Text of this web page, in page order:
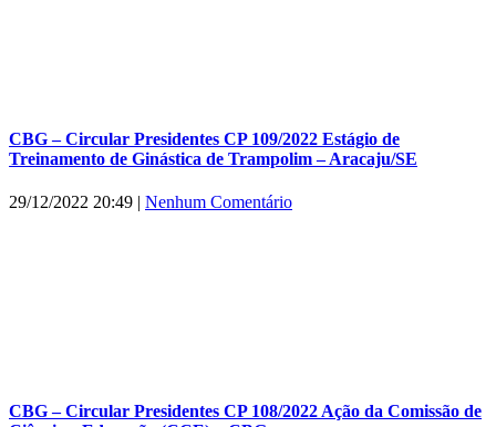
CBG – Circular Presidentes CP 109/2022 Estágio de
Treinamento de Ginástica de Trampolim – Aracaju/SE
29/12/2022 20:49 | Nenhum Comentário
CBG – Circular Presidentes CP 108/2022 Ação da Comissão de